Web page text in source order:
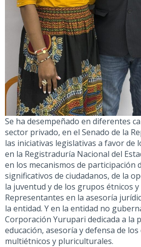
Se ha desempeñado en diferentes
sector privado, en el Senado de la
las iniciativas legislativas a favor de
en la Registraduría Nacional del
en los mecanismos de participación
significativos de ciudadanos, de la
la juventud y de los grupos étnicos y
Representantes en la asesoría
la entidad. Y en la entidad no
Corporación Yurupari dedicada a la
educación, asesoría y defensa de
multiétnicos y pluriculturales.